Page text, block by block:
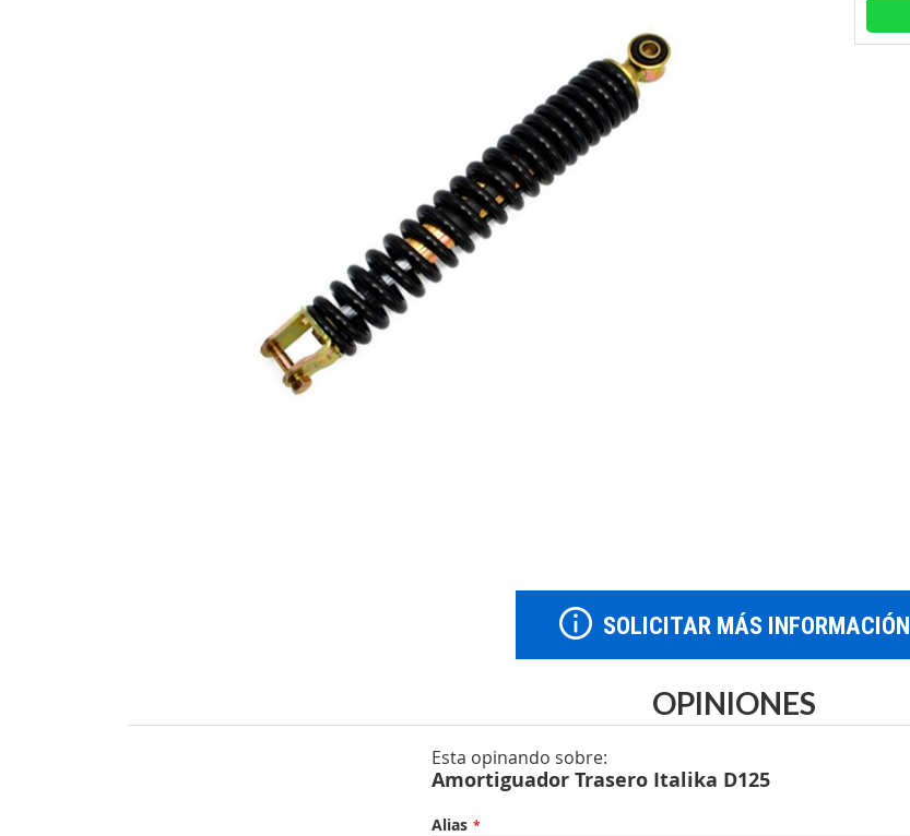
SOLICITAR MÁS INFORMACIÓN
OPINIONES
Esta opinando sobre:
Amortiguador Trasero Italika D125
Alias